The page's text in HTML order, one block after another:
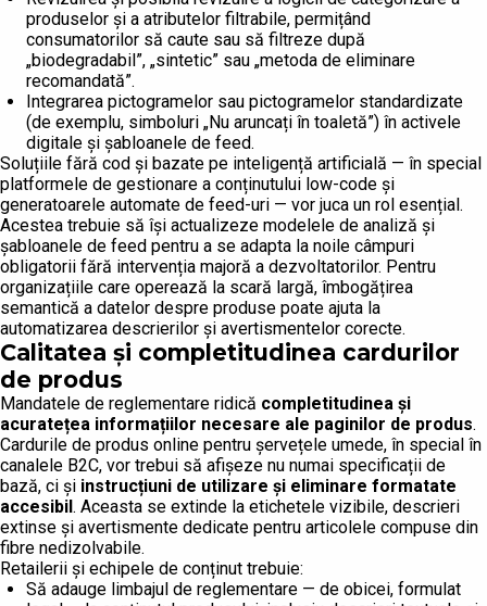
produselor și a atributelor filtrabile, permițând
consumatorilor să caute sau să filtreze după
„biodegradabil”, „sintetic” sau „metoda de eliminare
recomandată”.
Integrarea pictogramelor sau pictogramelor standardizate
(de exemplu, simboluri „Nu aruncați în toaletă”) în activele
digitale și șabloanele de feed.
Soluțiile fără cod și bazate pe inteligență artificială — în special
platformele de gestionare a conținutului low-code și
generatoarele automate de feed-uri — vor juca un rol esențial.
Acestea trebuie să își actualizeze modelele de analiză și
șabloanele de feed pentru a se adapta la noile câmpuri
obligatorii fără intervenția majoră a dezvoltatorilor. Pentru
organizațiile care operează la scară largă, îmbogățirea
semantică a datelor despre produse poate ajuta la
automatizarea descrierilor și avertismentelor corecte.
Calitatea și completitudinea cardurilor
de produs
Mandatele de reglementare ridică completitudinea și
acuratețea informațiilor necesare ale paginilor de produs.
Cardurile de produs online pentru șervețele umede, în special în
canalele B2C, vor trebui să afișeze nu numai specificații de
bază, ci și instrucțiuni de utilizare și eliminare formatate
accesibil . Aceasta se extinde la etichetele vizibile, descrieri
extinse și avertismente dedicate pentru articolele compuse din
fibre nedizolvabile.
Retailerii și echipele de conținut trebuie:
Să adauge limbajul de reglementare — de obicei, formulat